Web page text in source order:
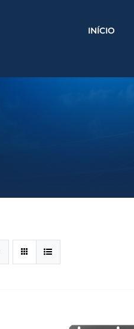
INÍCIO